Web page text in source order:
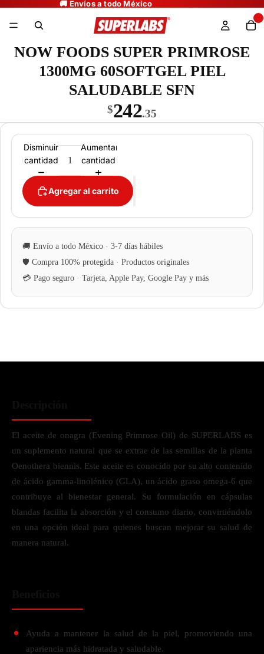
NOW FOODS SUPER PRIMROSE
1300MG 60SOFTGEL PIEL
SALUDABLE SFN
$242.35
Disminuir
cantidad
Aumentar
cantidad
Agregar al carrito
El aceite de onagra (Evening Primrose Oil) de SUPERLABS es
un suplemento natural que se extrae de las semillas de la planta
Oenothera biennis. Este aceite es conocido por su alto contenido
de ácido gamma-linolénico (GLA), un ácido graso omega-6 que
contribuye al bienestar general. Su formulación en cápsulas
blandas facilita la absorción y el consumo diario, convirtiéndolo
en una opción ideal para quienes buscan mejorar su salud de
manera natural.
Ayuda a mantener la salud de la piel, promoviendo una
apariencia más hidratada y saludable.